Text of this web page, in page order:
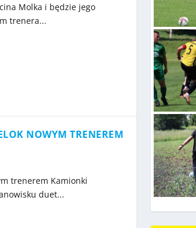
Molka i będzie jego
trenera...
NOWYM TRENEREM
trenerem Kamionki
duet...